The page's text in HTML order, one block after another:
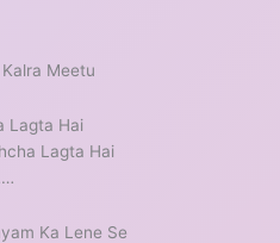
Meetu
Lagta Hai
Lagta Hai
Ka Lene Se